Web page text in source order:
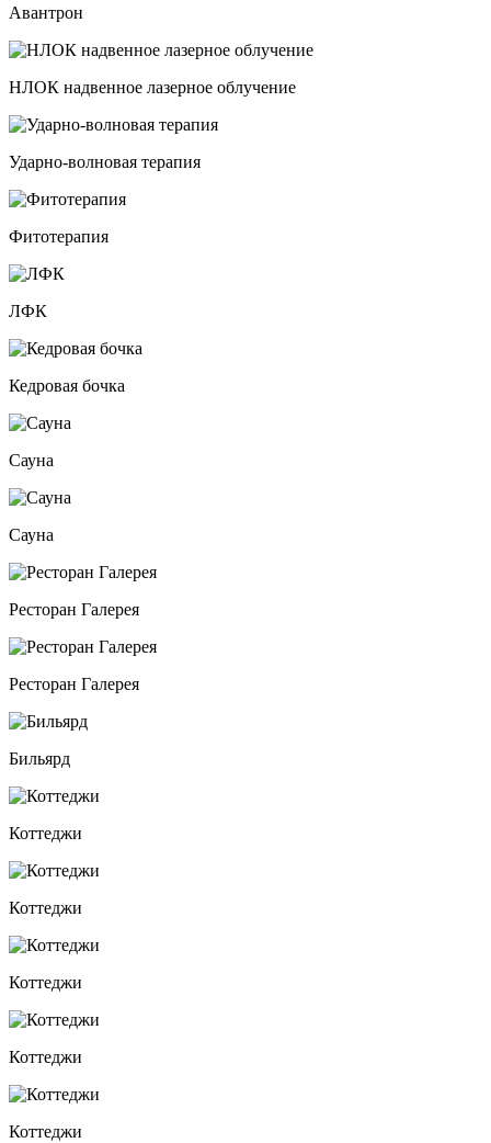
Авантрон
НЛОК надвенное лазерное облучение
Ударно-волновая терапия
Фитотерапия
ЛФК
Кедровая бочка
Сауна
Сауна
Ресторан Галерея
Ресторан Галерея
Бильярд
Коттеджи
Коттеджи
Коттеджи
Коттеджи
Коттеджи